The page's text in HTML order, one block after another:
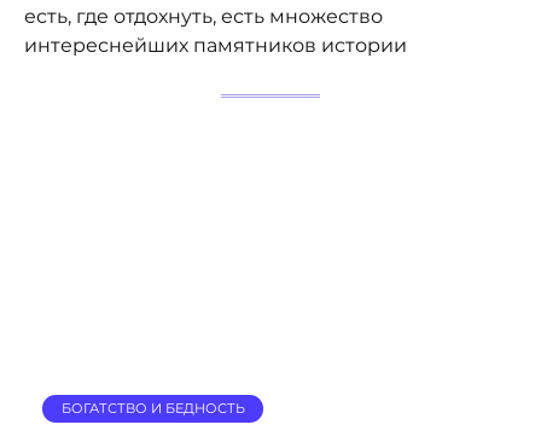
есть, где отдохнуть, есть множество
интереснейших памятников истории
БОГАТСТВО И БЕДНОСТЬ